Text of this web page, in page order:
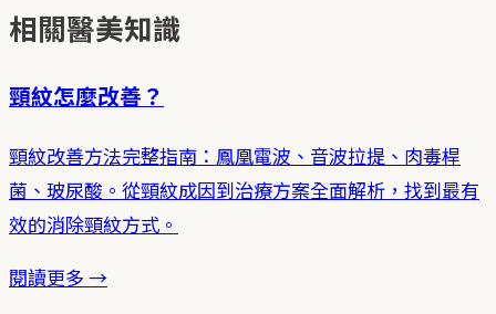
相關醫美知識
頸紋怎麼改善？
頸紋改善方法完整指南：鳳凰電波、音波拉提、肉毒桿
菌、玻尿酸。從頸紋成因到治療方案全面解析，找到最有
效的消除頸紋方式。
閱讀更多 →